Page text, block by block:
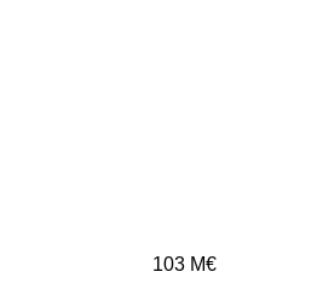
103 M€